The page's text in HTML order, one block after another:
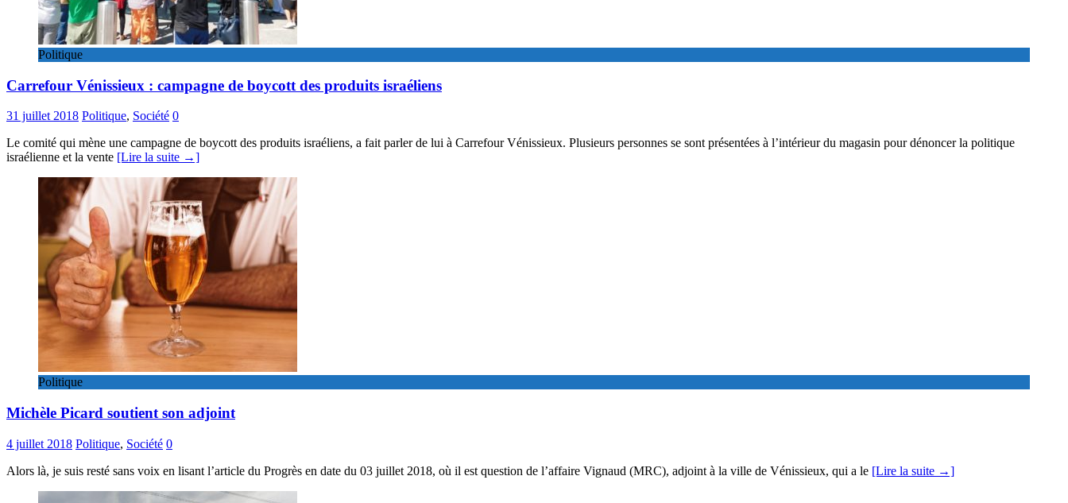
Politique
Carrefour Vénissieux : campagne de boycott des produits israéliens
31 juillet 2018 Politique, Société 0
Le comité qui mène une campagne de boycott des produits israéliens, a fait parler de lui à Carrefour Vénissieux. Plusieurs personnes se sont présentées à l’intérieur du magasin pour dénoncer la politique
israélienne et la vente [Lire la suite →]
Politique
Michèle Picard soutient son adjoint
4 juillet 2018 Politique, Société 0
Alors là, je suis resté sans voix en lisant l’article du Progrès en date du 03 juillet 2018, où il est question de l’affaire Vignaud (MRC), adjoint à la ville de Vénissieux, qui a le [Lire la suite →]